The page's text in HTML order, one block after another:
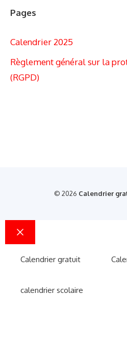
Pages
Calendrier 2025
Règlement général sur la
(RGPD)
© 2026 Calendrier
Fermer
Calendrier gratuit
calendrier scolaire